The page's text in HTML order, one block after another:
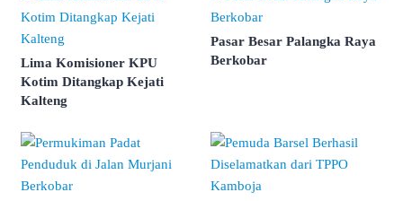
Lima Komisioner KPU
Kotim Ditangkap Kejati
Kalteng
Pasar Besar Palangka Raya
Berkobar